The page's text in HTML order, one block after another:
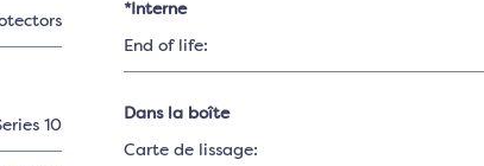
*Interne
End of life:
10
Dans la boîte
Carte de lissage: